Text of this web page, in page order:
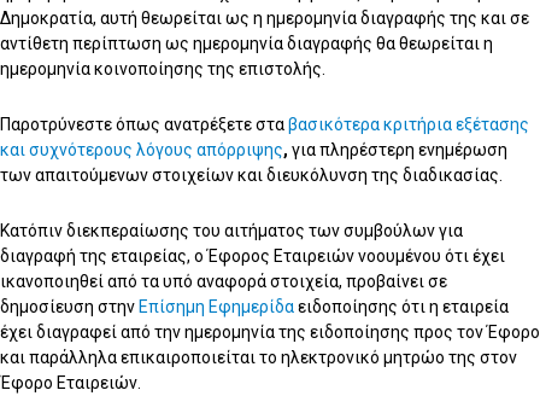
Δημοκρατία, αυτή θεωρείται ως η ημερομηνία διαγραφής της και σε
αντίθετη περίπτωση ως ημερομηνία διαγραφής θα θεωρείται η
ημερομηνία κοινοποίησης της επιστολής.
Παροτρύνεστε όπως ανατρέξετε σταβασικότερα κριτήρια εξέτασης
και συχνότερους λόγους απόρριψης, για πληρέστερη ενημέρωση
των απαιτούμενων στοιχείων και διευκόλυνση της διαδικασίας.
Κατόπιν διεκπεραίωσης του αιτήματος των συμβούλων για
διαγραφή της εταιρείας, ο Έφορος Εταιρειών νοουμένου ότι έχει
ικανοποιηθεί από τα υπό αναφορά στοιχεία, προβαίνει σε
δημοσίευση στην Επίσημη Εφημερίδαειδοποίησης ότι η εταιρεία
έχει διαγραφεί από την ημερομηνία της ειδοποίησης προς τον Έφορο
και παράλληλα επικαιροποιείται το ηλεκτρονικό μητρώο της στον
Έφορο Εταιρειών.